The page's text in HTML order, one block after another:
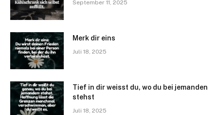
September 11, 2025
Merk dir eins
Juli 18, 2025
Tief in dir weisst du, wo du bei jemanden
stehst
Juli 18, 2025